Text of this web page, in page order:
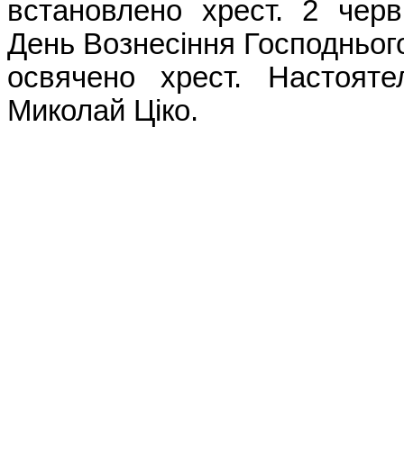
встановлено хрест. 2
День Вознесіння
освячено хрест.
Миколай Ціко.